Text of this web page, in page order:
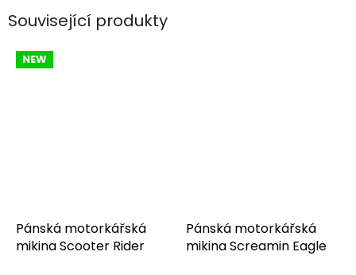
Související produkty
NEW
Pánská motorkářská
mikina Scooter Rider
Pánská motorkářská
mikina Screamin Eagle